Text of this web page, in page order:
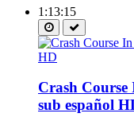
1:13:15
Crash
sub español